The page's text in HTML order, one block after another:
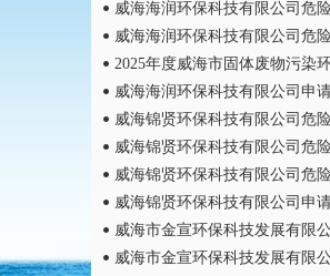
威海海润环保科技有限公司危
威海海润环保科技有限公司危
2025年度威海市固体废物污染
威海海润环保科技有限公司申
威海锦贤环保科技有限公司危
威海锦贤环保科技有限公司危
威海锦贤环保科技有限公司危
威海锦贤环保科技有限公司申
威海市金宣环保科技发展有限
威海市金宣环保科技发展有限